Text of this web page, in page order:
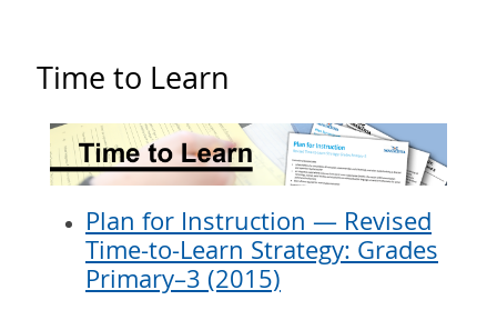
Time to Learn
Plan for Instruction — Revised
Time-to-Learn Strategy: Grades
Primary–3 (2015)